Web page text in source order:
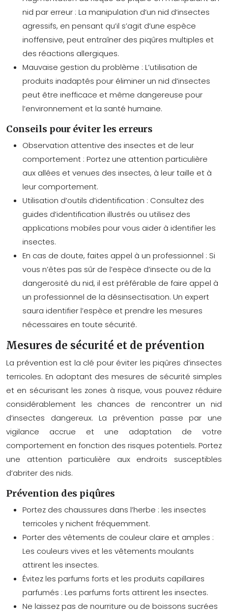
nid par erreur : La manipulation d’un nid d’insectes
agressifs, en pensant qu’il s’agit d’une espèce
inoffensive, peut entraîner des piqûres multiples et
des réactions allergiques.
Mauvaise gestion du problème : L’utilisation de
produits inadaptés pour éliminer un nid d’insectes
peut être inefficace et même dangereuse pour
l’environnement et la santé humaine.
Conseils pour éviter les erreurs
Observation attentive des insectes et de leur
comportement : Portez une attention particulière
aux allées et venues des insectes, à leur taille et à
leur comportement.
Utilisation d’outils d’identification : Consultez des
guides d’identification illustrés ou utilisez des
applications mobiles pour vous aider à identifier les
insectes.
En cas de doute, faites appel à un professionnel : Si
vous n’êtes pas sûr de l’espèce d’insecte ou de la
dangerosité du nid, il est préférable de faire appel à
un professionnel de la désinsectisation. Un expert
saura identifier l’espèce et prendre les mesures
nécessaires en toute sécurité.
Mesures de sécurité et de prévention
La prévention est la clé pour éviter les piqûres d’insectes
terricoles. En adoptant des mesures de sécurité simples
et en sécurisant les zones à risque, vous pouvez réduire
considérablement les chances de rencontrer un nid
d’insectes dangereux. La prévention passe par une
vigilance accrue et une adaptation de votre
comportement en fonction des risques potentiels. Portez
une attention particulière aux endroits susceptibles
d’abriter des nids.
Prévention des piqûres
Portez des chaussures dans l’herbe : les insectes
terricoles y nichent fréquemment.
Porter des vêtements de couleur claire et amples :
Les couleurs vives et les vêtements moulants
attirent les insectes.
Évitez les parfums forts et les produits capillaires
parfumés : Les parfums forts attirent les insectes.
Ne laissez pas de nourriture ou de boissons sucrées